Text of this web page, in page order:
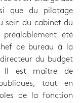
que du pilotage
sein du cabinet du
été
de bureau à la
du budget
Il est maître de
tout en
de la fonction